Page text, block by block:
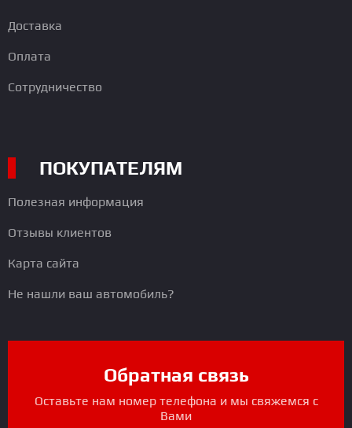
Доставка
Оплата
Сотрудничество
ПОКУПАТЕЛЯМ
Полезная информация
Отзывы клиентов
Карта сайта
Не нашли ваш автомобиль?
Обратная связь
Оставьте нам номер телефона и мы свяжемся с
Вами